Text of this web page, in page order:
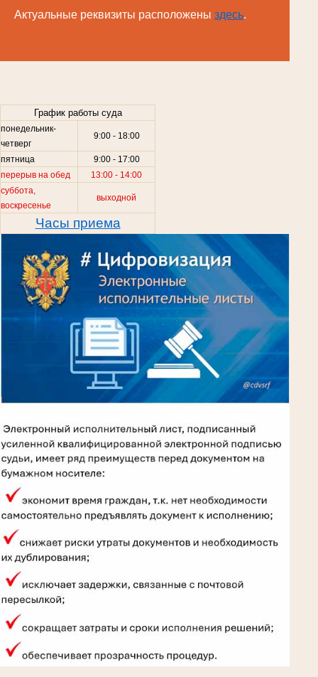
Актуальные реквизиты расположеныздесь.
График работы суда
понедельник-
четверг
9:00 - 18:00
пятница
9:00 - 17:00
перерыв на обед
13:00 - 14:00
суббота,
воскресенье
выходной
Часы приема